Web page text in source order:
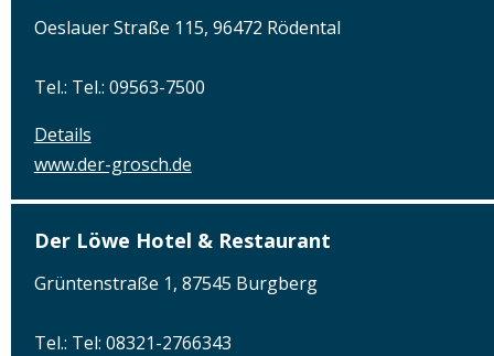
Oeslauer Straße 115, 96472 Rödental
Tel.: Tel.: 09563-7500
Details
www.der-grosch.de
Der Löwe Hotel & Restaurant
Grüntenstraße 1, 87545 Burgberg
Tel.: Tel: 08321-2766343